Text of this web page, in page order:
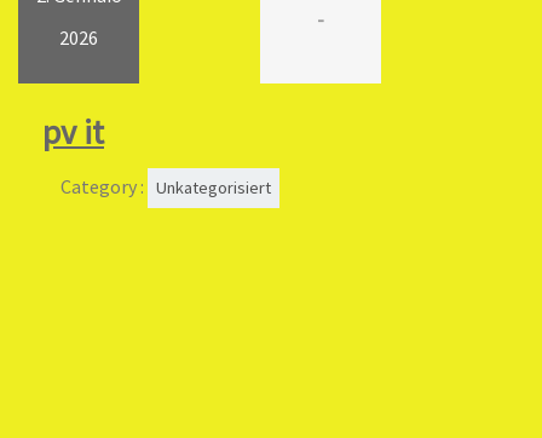
2026
-
pv it
Category : Unkategorisiert